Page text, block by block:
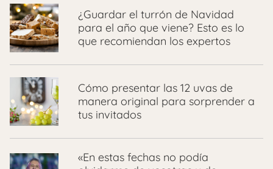
¿Guardar el turrón de Navidad
para el año que viene? Esto es lo
que recomiendan los expertos
Cómo presentar las 12 uvas de
manera original para sorprender a
tus invitados
«En estas fechas no podía